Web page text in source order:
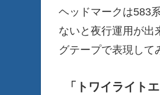
ヘッドマークは583
ないと夜行運用が出
グテープで表現して
「トワイライト